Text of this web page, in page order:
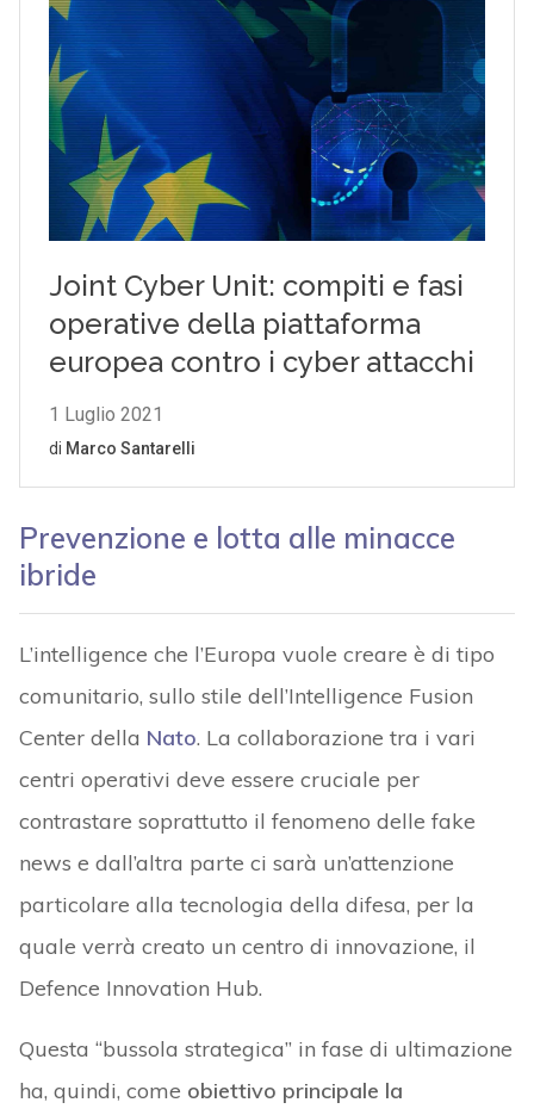
Prevenzione e lotta alle minacce
ibride
L’intelligence che l’Europa vuole creare è di tipo
comunitario, sullo stile dell’Intelligence Fusion
Center della Nato. La collaborazione tra i vari
centri operativi deve essere cruciale per
contrastare soprattutto il fenomeno delle fake
news e dall’altra parte ci sarà un’attenzione
particolare alla tecnologia della difesa, per la
quale verrà creato un centro di innovazione, il
Defence Innovation Hub.
Questa “bussola strategica” in fase di ultimazione
ha, quindi, come obiettivo principale la